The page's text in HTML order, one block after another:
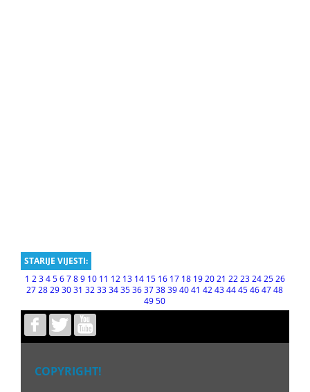
STARIJE VIJESTI:
1 23456789 10 11 12 13 14 15 16 17 18 192021 2223242526
27 28 29 30 31 32 33 34 35 36 37 38 39 40 41 42 43 44 45 46 47 48
49 50
COPYRIGHT!